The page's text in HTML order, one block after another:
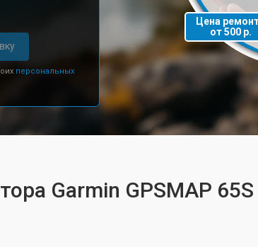
персональных
Цена
от 500 р.
Garmin GPSMAP 65S